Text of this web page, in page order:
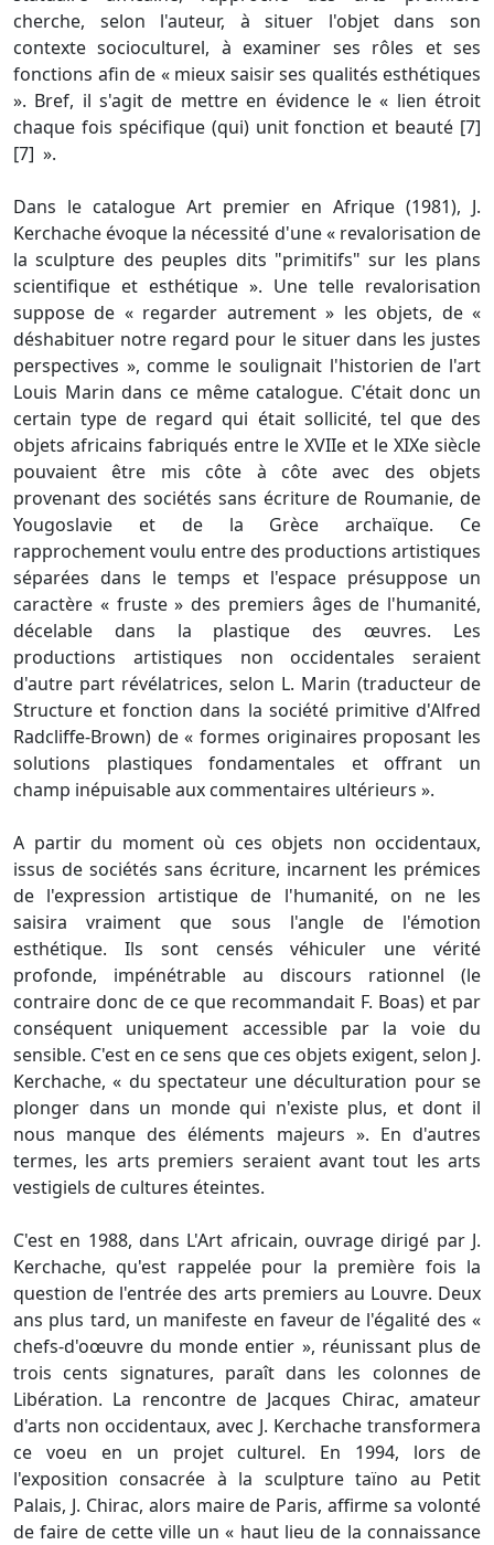
cherche, selon l'auteur, à situer l'objet dans son
contexte socioculturel, à examiner ses rôles et ses
fonctions afin de « mieux saisir ses qualités esthétiques
». Bref, il s'agit de mettre en évidence le « lien étroit
chaque fois spécifique (qui) unit fonction et beauté [7]
[7] ».
Dans le catalogue Art premier en Afrique (1981), J.
Kerchache évoque la nécessité d'une « revalorisation de
la sculpture des peuples dits "primitifs" sur les plans
scientifique et esthétique ». Une telle revalorisation
suppose de « regarder autrement » les objets, de «
déshabituer notre regard pour le situer dans les justes
perspectives », comme le soulignait l'historien de l'art
Louis Marin dans ce même catalogue. C'était donc un
certain type de regard qui était sollicité, tel que des
objets africains fabriqués entre le XVIIe et le XIXe siècle
pouvaient être mis côte à côte avec des objets
provenant des sociétés sans écriture de Roumanie, de
Yougoslavie et de la Grèce archaïque. Ce
rapprochement voulu entre des productions artistiques
séparées dans le temps et l'espace présuppose un
caractère « fruste » des premiers âges de l'humanité,
décelable dans la plastique des œuvres. Les
productions artistiques non occidentales seraient
d'autre part révélatrices, selon L. Marin (traducteur de
Structure et fonction dans la société primitive d'Alfred
Radcliffe-Brown) de « formes originaires proposant les
solutions plastiques fondamentales et offrant un
champ inépuisable aux commentaires ultérieurs ».
A partir du moment où ces objets non occidentaux,
issus de sociétés sans écriture, incarnent les prémices
de l'expression artistique de l'humanité, on ne les
saisira vraiment que sous l'angle de l'émotion
esthétique. Ils sont censés véhiculer une vérité
profonde, impénétrable au discours rationnel (le
contraire donc de ce que recommandait F. Boas) et par
conséquent uniquement accessible par la voie du
sensible. C'est en ce sens que ces objets exigent, selon J.
Kerchache, « du spectateur une déculturation pour se
plonger dans un monde qui n'existe plus, et dont il
nous manque des éléments majeurs ». En d'autres
termes, les arts premiers seraient avant tout les arts
vestigiels de cultures éteintes.
C'est en 1988, dans L'Art africain, ouvrage dirigé par J.
Kerchache, qu'est rappelée pour la première fois la
question de l'entrée des arts premiers au Louvre. Deux
ans plus tard, un manifeste en faveur de l'égalité des «
chefs-d'oœuvre du monde entier », réunissant plus de
trois cents signatures, paraît dans les colonnes de
Libération. La rencontre de Jacques Chirac, amateur
d'arts non occidentaux, avec J. Kerchache transformera
ce voeu en un projet culturel. En 1994, lors de
l'exposition consacrée à la sculpture taïno au Petit
Palais, J. Chirac, alors maire de Paris, affirme sa volonté
de faire de cette ville un « haut lieu de la connaissance